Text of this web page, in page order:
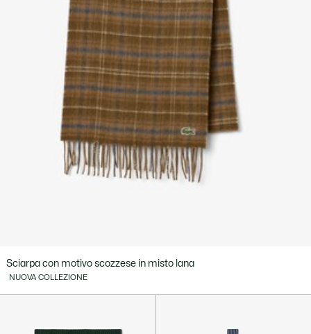
Sciarpa con motivo scozzese in misto lana
NUOVA COLLEZIONE